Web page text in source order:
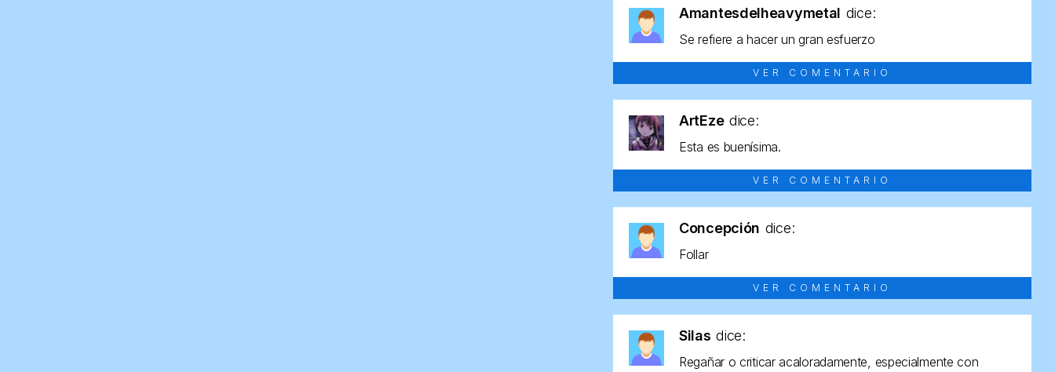
Amantesdelheavymetal dice:
Se refiere a hacer un gran esfuerzo
VER COMENTARIO
ArtEze dice:
Esta es buenísima.
VER COMENTARIO
Concepción dice:
Follar
VER COMENTARIO
Silas dice:
Regañar o criticar acaloradamente, especialmente con